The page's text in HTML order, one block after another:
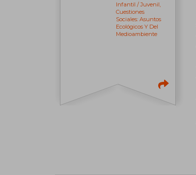
Infantil / Juvenil,
Cuestiones
Sociales: Asuntos
Ecológicos Y Del
Medioambiente